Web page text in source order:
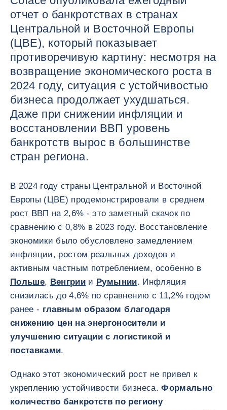
отчет о банкротствах в странах
Центральной и Восточной Европы
(ЦВЕ), который показывает
противоречивую картину: несмотря на
возвращение экономического роста в
2024 году, ситуация с устойчивостью
бизнеса продолжает ухудшаться.
Даже при снижении инфляции и
восстановлении ВВП уровень
банкротств вырос в большинстве
стран региона.
В 2024 году страны Центральной и Восточной
Европы (ЦВЕ) продемонстрировали в среднем
рост ВВП на 2,6% - это заметный скачок по
сравнению с 0,8% в 2023 году. Восстановление
экономики было обусловлено замедлением
инфляции, ростом реальных доходов и
активным частным потреблением, особенно в
Польше, Венгрии и Румынии. Инфляция
снизилась до 4,6% по сравнению с 11,2% годом
ранее - главным образом благодаря
снижению цен на энергоносители и
улучшению ситуации с логистикой и
поставками.
Однако этот экономический рост не привел к
укреплению устойчивости бизнеса.Формально
количество банкротств по региону